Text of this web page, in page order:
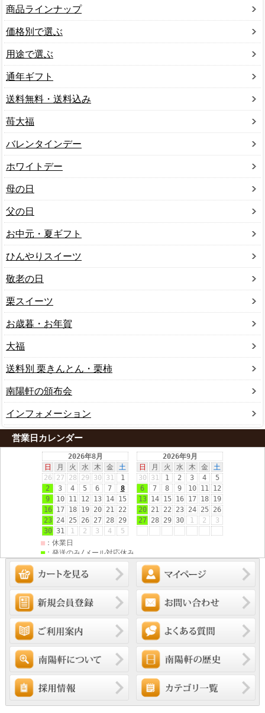
商品ラインナップ
価格別で選ぶ
用途で選ぶ
通年ギフト
送料無料・送料込み
苺大福
バレンタインデー
ホワイトデー
母の日
父の日
お中元・夏ギフト
ひんやりスイーツ
敬老の日
栗スイーツ
お歳暮・お年賀
大福
送料別 栗きんとん・栗柿
南陽軒の頒布会
インフォメーション
営業日カレンダー